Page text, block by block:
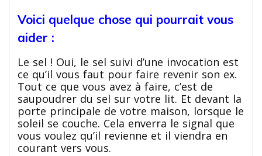
Voici quelque chose qui pourrait vous
aider :
Le sel ! Oui, le sel suivi d’une invocation est
ce qu’il vous faut pour faire revenir son ex.
Tout ce que vous avez à faire, c’est de
saupoudrer du sel sur votre lit. Et devant la
porte principale de votre maison, lorsque le
soleil se couche. Cela enverra le signal que
vous voulez qu’il revienne et il viendra en
courant vers vous.